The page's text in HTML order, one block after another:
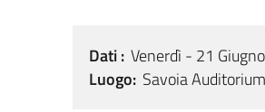
Dati Venerdì - 21
Luogo Savoia